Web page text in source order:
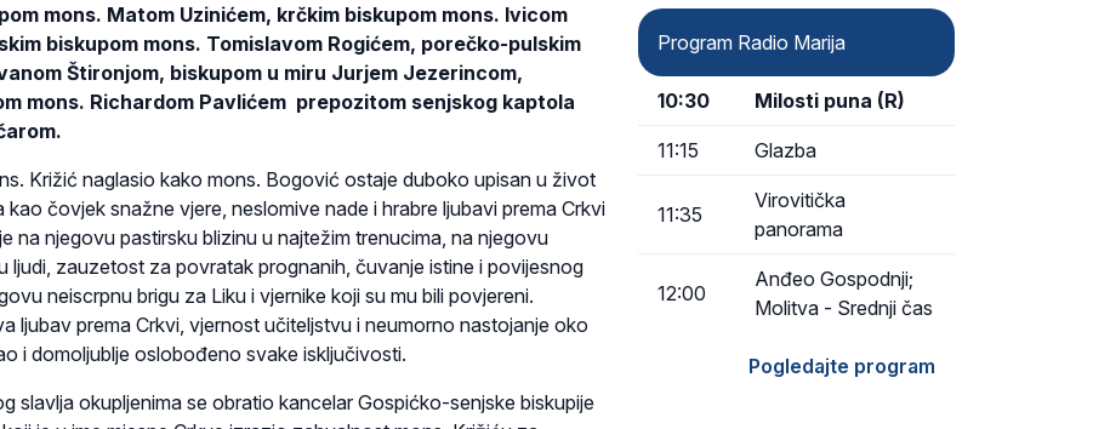
mons. Matom Uzinićem, krčkim biskupom mons. Ivicom
biskupom mons. Tomislavom Rogićem, porečko-pulskim
Štironjom, biskupom u miru Jurjem Jezerincom,
mons. Richardom Pavlićem prepozitom senjskog kaptola
Križić naglasio kako mons. Bogović ostaje duboko upisan u život
kao čovjek snažne vjere, neslomive nade i hrabre ljubavi prema Crkvi
na njegovu pastirsku blizinu u najtežim trenucima, na njegovu
ljudi, zauzetost za povratak prognanih, čuvanje istine i povijesnog
neiscrpnu brigu za Liku i vjernike koji su mu bili povjereni.
ljubav prema Crkvi, vjernost učiteljstvu i neumorno nastojanje oko
i domoljublje oslobođeno svake isključivosti.
slavlja okupljenima se obratio kancelar Gospićko-senjske biskupije
Obnovio je odnose s
afričkim…
Program Radio Marija
10:30 Milosti puna (R)
11:15 Glazba
11:35
Virovitička
panorama
12:00
Anđeo Gospodnji;
Molitva - Srednji čas
Pogledajte program